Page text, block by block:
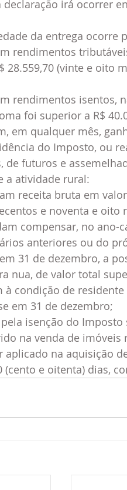
declaração irá ocorrer
da entrega ocorre
rendimentos
28.559,70 (vinte e oito
rendimentos isentos,
foi superior a R$
em qualquer mês,
do Imposto, ou
de futuros e
a atividade rural:
receita bruta em
e noventa e oito
compensar, no ano-
anteriores ou do
31 de dezembro, a
nua, de valor total
à condição de
em 31 de dezembro;
isenção do
na venda de imóveis
aplicado na aquisição
(cento e oitenta) dias,